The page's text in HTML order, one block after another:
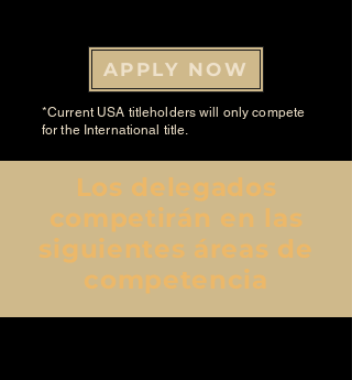
APPLY NOW
*Current USA titleholders will only compete
for the International title.
Los delegados
competirán en las
siguientes áreas de
competencia